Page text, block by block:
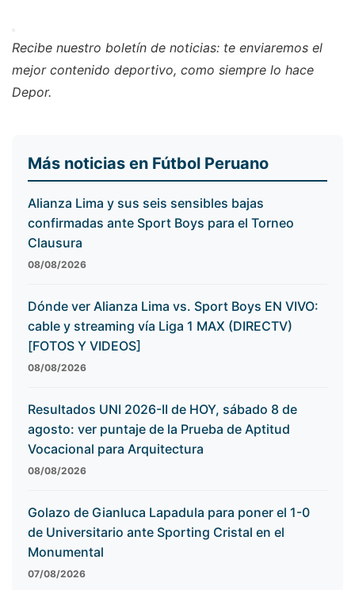
Recibe nuestro boletín de noticias: te enviaremos el
mejor contenido deportivo, como siempre lo hace
Depor.
Más noticias en Fútbol Peruano
Alianza Lima y sus seis sensibles bajas
confirmadas ante Sport Boys para el Torneo
Clausura
08/08/2026
Dónde ver Alianza Lima vs. Sport Boys EN VIVO:
cable y streaming vía Liga 1 MAX (DIRECTV)
[FOTOS Y VIDEOS]
08/08/2026
Resultados UNI 2026-II de HOY, sábado 8 de
agosto: ver puntaje de la Prueba de Aptitud
Vocacional para Arquitectura
08/08/2026
Golazo de Gianluca Lapadula para poner el 1-0
de Universitario ante Sporting Cristal en el
Monumental
07/08/2026